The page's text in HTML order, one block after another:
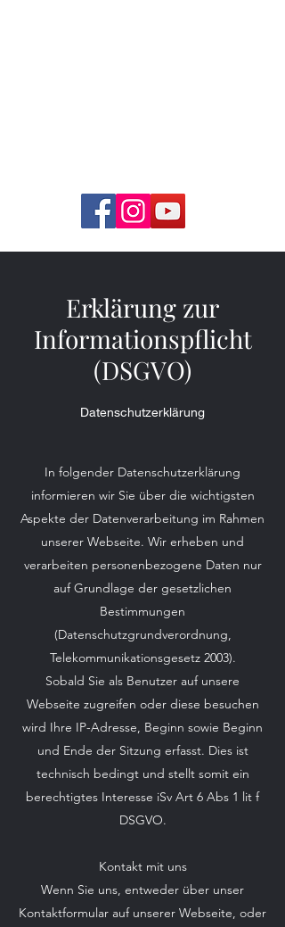
Erklärung zur
Informationspflicht
(DSGVO)
Datenschutzerklärung
In folgender Datenschutzerklärung
informieren wir Sie über die wichtigsten
Aspekte der Datenverarbeitung im Rahmen
unserer Webseite. Wir erheben und
verarbeiten personenbezogene Daten nur
auf Grundlage der gesetzlichen
Bestimmungen
(Datenschutzgrundverordnung,
Telekommunikationsgesetz 2003).
Sobald Sie als Benutzer auf unsere
Webseite zugreifen oder diese besuchen
wird Ihre IP-Adresse, Beginn sowie Beginn
und Ende der Sitzung erfasst. Dies ist
technisch bedingt und stellt somit ein
berechtigtes Interesse iSv Art 6 Abs 1 lit f
DSGVO.
Kontakt mit uns
Wenn Sie uns, entweder über unser
Kontaktformular auf unserer Webseite, oder